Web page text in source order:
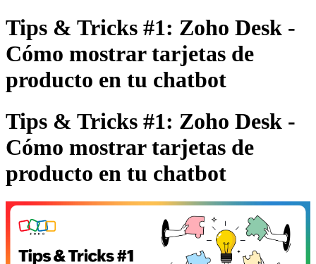
Tips & Tricks #1: Zoho Desk -
Cómo mostrar tarjetas de
producto en tu chatbot
Tips & Tricks #1: Zoho Desk -
Cómo mostrar tarjetas de
producto en tu chatbot